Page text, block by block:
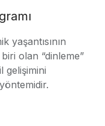
yaşantısının
olan “dinleme”
gelişimini